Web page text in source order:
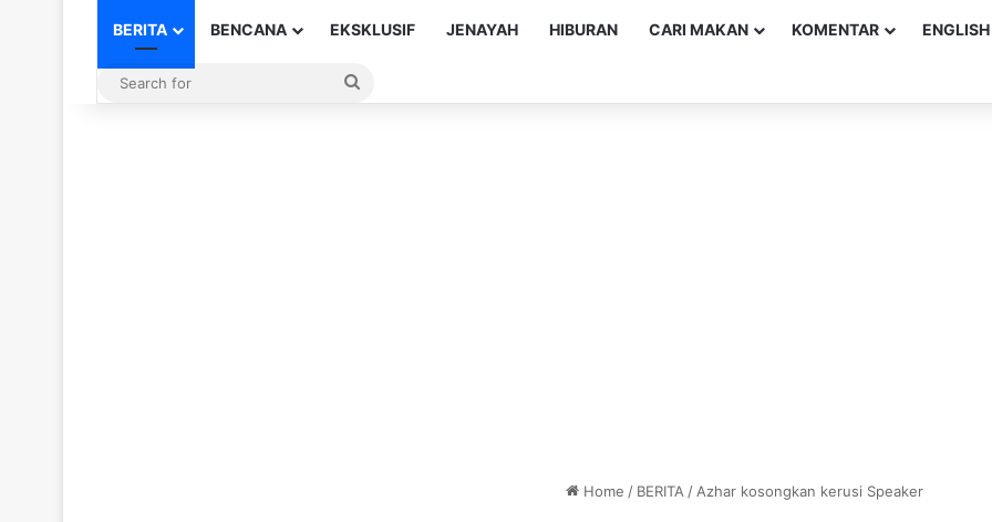
BERITA BENCANA EKSKLUSIF JENAYAH HIBURAN CARI MAKAN KOMENTAR
Home / BERITA / Azhar kosongkan kerusi Speaker